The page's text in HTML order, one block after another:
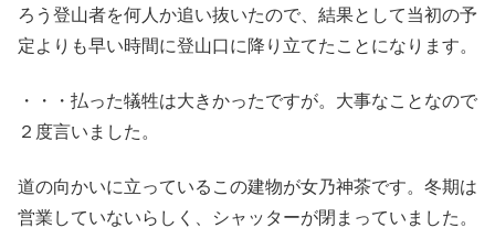
ろう登山者を何人か追い抜いたので、結果として当初の予
定よりも早い時間に登山口に降り立てたことになります。
・・・払った犠牲は大きかったですが。大事なことなので
２度言いました。
道の向かいに立っているこの建物が女乃神茶です。冬期は
営業していないらしく、シャッターが閉まっていました。